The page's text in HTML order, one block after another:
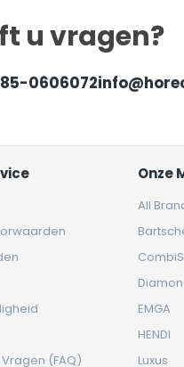
u vragen?
0606072
(FAQ)
Onze
All
EMGA
HENDI
Luxus